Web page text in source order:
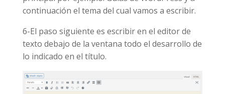
continuación el tema del cual vamos a escribir.
6-El paso siguiente es escribir en el editor de
texto debajo de la ventana todo el desarrollo de
lo indicado en el título.